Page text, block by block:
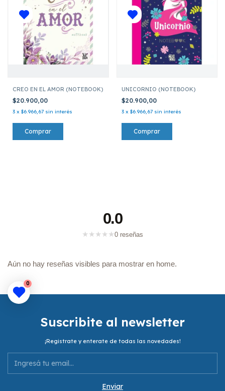
CREO EN EL AMOR (NOTEBOOK)
$20.900,00
3 x $6.966,67 sin interés
UNICORNIO (NOTEBOOK)
$20.900,00
3 x $6.966,67 sin interés
0.0
★ ★ ★ ★ ★0 reseñas
Aún no hay reseñas visibles para mostrar en home.
Suscribite al newsletter
¡Registrate y enterate de todas las novedades!
0